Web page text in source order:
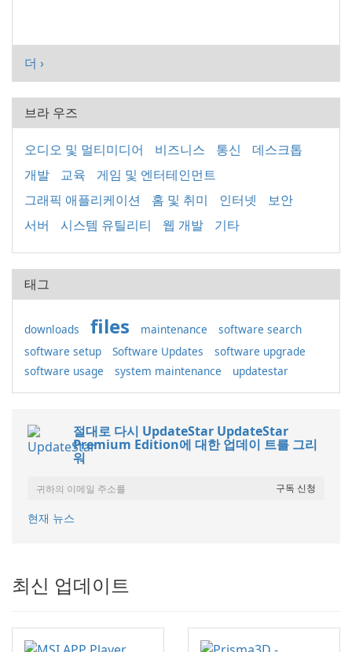
더 ›
브라 우즈
오디오 및 멀티미디어 비즈니스 통신
데스크톱
개발
교육
게임 및 엔터테인먼트
그래픽 애플리케이션
홈 및 취미 인터넷
보안
서버
시스템 유틸리티 웹 개발 기타
태그
downloads files maintenance
software search
software setup
Software Updates
software upgrade
software usage
system maintenance updatestar
절대로 다시 UpdateStar UpdateStar
Premium Edition에 대한 업데이 트를 그리
워
현재 뉴스
최신 업데이트